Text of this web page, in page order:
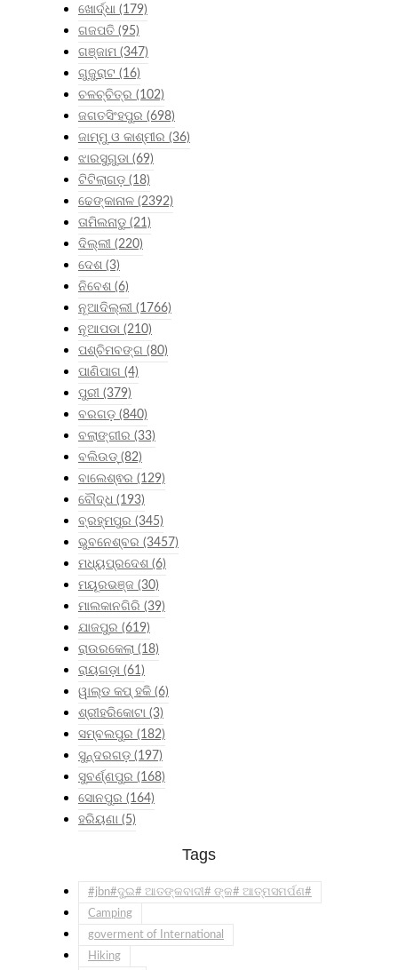
ଖୋର୍ଦ୍ଧା (179)
ଗଜପତି (95)
ଗଞ୍ଜାମ (347)
ଗୁଜୁରାଟ (16)
ଚଳଚ୍ଚିତ୍ର (102)
ଜଗତସିଂହପୁର (698)
ଜାମ୍ମୁ ଓ କାଶ୍ମୀର (36)
ଝାରସୁଗୁଡା (69)
ଟିଟିଲାଗଡ଼ (18)
ଢେଙ୍କାନାଳ (2392)
ତାମିଲନାଡୁ (21)
ଦିଲ୍ଲୀ (220)
ଦେଶ (3)
ନିବେଶ (6)
ନୂଆଦିଲ୍ଲୀ (1766)
ନୂଆପଡା (210)
ପଶ୍ଚିମବଙ୍ଗ (80)
ପାଣିପାଗ (4)
ପୁରୀ (379)
ବରଗଡ଼ (840)
ବଲାଙ୍ଗୀର (33)
ବଲିଉଡ୍ (82)
ବାଲେଶ୍ଵର (129)
ବୌଦ୍ଧ (193)
ବ୍ରହ୍ମପୁର (345)
ଭୁବନେଶ୍ବର (3457)
ମଧ୍ୟପ୍ରଦେଶ (6)
ମୟୂରଭଞ୍ଜ (30)
ମାଲକାନଗିରି (39)
ଯାଜପୁର (619)
ରାଉରକେଲା (18)
ରାୟଗଡ଼ା (61)
ୱାଲ୍ଡ କପ୍ ହକି (6)
ଶ୍ରୀହରିକୋଟା (3)
ସମ୍ବଲପୁର (182)
ସୁନ୍ଦରଗଡ଼ (197)
ସୁବର୍ଣ୍ଣପୁର (168)
ସୋନପୁର (164)
ହରିୟଣା (5)
Tags
#jbn#ଦୁଇ# ଆତଙ୍କବାଦୀ# ଙ୍କ# ଆତ୍ମସମର୍ପଣ#
Camping
goverment of International
Hiking